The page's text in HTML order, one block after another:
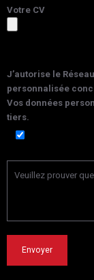
Votre CV
J’autorise le
personnalisée
Vos données
tiers.
Veuillez prouver